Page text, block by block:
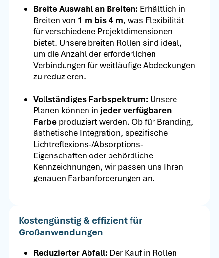
Breite Auswahl an Breiten: Erhältlich in
Breiten von 1 m bis 4 m, was Flexibilität
für verschiedene Projektdimensionen
bietet. Unsere breiten Rollen sind ideal,
um die Anzahl der erforderlichen
Verbindungen für weitläufige Abdeckungen
zu reduzieren.
Vollständiges Farbspektrum: Unsere
Planen können in jeder verfügbaren
Farbe produziert werden. Ob für Branding,
ästhetische Integration, spezifische
Lichtreflexions-/Absorptions-
Eigenschaften oder behördliche
Kennzeichnungen, wir passen uns Ihren
genauen Farbanforderungen an.
Kostengünstig & effizient für
Großanwendungen
Reduzierter Abfall: Der Kauf in Rollen